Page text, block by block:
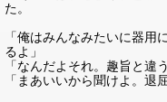
た。
「俺はみんなみたいに器用
るよ」
「なんだよそれ。趣旨と違
「まあいいから聞けよ。退